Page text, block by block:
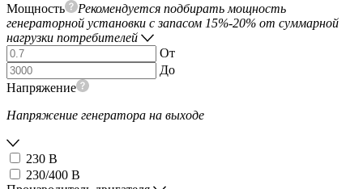
Мощность
Рекомендуется подбирать мощность
генераторной установки с запасом 15%-20% от суммарной
нагрузки потребителей
От
До
Напряжение
Напряжение генератора на выходе
230 В
230/400 В